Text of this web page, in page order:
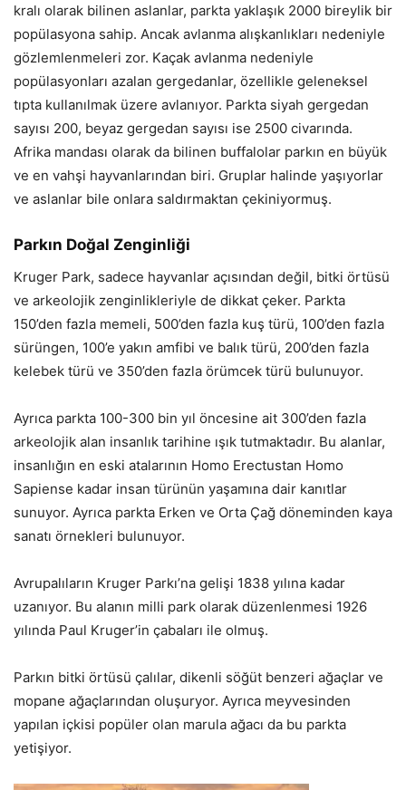
kralı olarak bilinen aslanlar, parkta yaklaşık 2000 bireylik bir
popülasyona sahip. Ancak avlanma alışkanlıkları nedeniyle
gözlemlenmeleri zor. Kaçak avlanma nedeniyle
popülasyonları azalan gergedanlar, özellikle geleneksel
tıpta kullanılmak üzere avlanıyor. Parkta siyah gergedan
sayısı 200, beyaz gergedan sayısı ise 2500 civarında.
Afrika mandası olarak da bilinen buffalolar parkın en büyük
ve en vahşi hayvanlarından biri. Gruplar halinde yaşıyorlar
ve aslanlar bile onlara saldırmaktan çekiniyormuş.
Parkın Doğal Zenginliği
Kruger Park, sadece hayvanlar açısından değil, bitki örtüsü
ve arkeolojik zenginlikleriyle de dikkat çeker. Parkta
150’den fazla memeli, 500’den fazla kuş türü, 100’den fazla
sürüngen, 100’e yakın amfibi ve balık türü, 200’den fazla
kelebek türü ve 350’den fazla örümcek türü bulunuyor.
Ayrıca parkta 100-300 bin yıl öncesine ait 300’den fazla
arkeolojik alan insanlık tarihine ışık tutmaktadır. Bu alanlar,
insanlığın en eski atalarının Homo Erectustan Homo
Sapiense kadar insan türünün yaşamına dair kanıtlar
sunuyor. Ayrıca parkta Erken ve Orta Çağ döneminden kaya
sanatı örnekleri bulunuyor.
Avrupalıların Kruger Parkı’na gelişi 1838 yılına kadar
uzanıyor. Bu alanın milli park olarak düzenlenmesi 1926
yılında Paul Kruger’in çabaları ile olmuş.
Parkın bitki örtüsü çalılar, dikenli söğüt benzeri ağaçlar ve
mopane ağaçlarından oluşuryor. Ayrıca meyvesinden
yapılan içkisi popüler olan marula ağacı da bu parkta
yetişiyor.